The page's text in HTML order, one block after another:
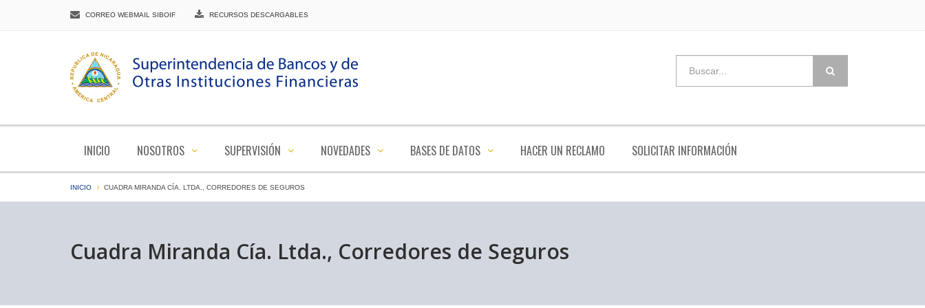
CORREO WEBMAIL SIBOIF RECURSOS DESCARGABLES
INICIO NOSOTROS SUPERVISIÓN NOVEDADES BASES DE DATOS HACER UN RECLAMO SOLICITAR INFORMACIÓN
INICIO CUADRA MIRANDA CÍA. LTDA., CORREDORES DE SEGUROS
Cuadra Miranda Cía. Ltda., Corredores de Seguros